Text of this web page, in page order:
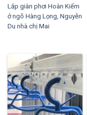
Lắp giàn phơi Hoàn Kiếm
ở ngõ Hàng Lọng, Nguyễn
Du nhà chị Mai